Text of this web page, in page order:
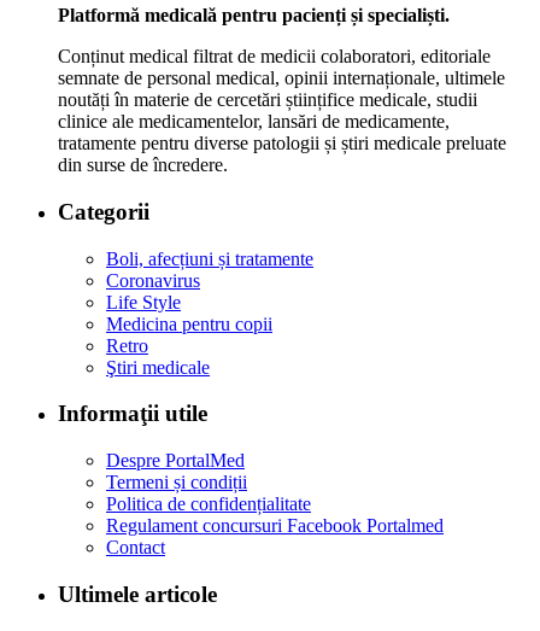
Platformă medicală pentru pacienți și specialiști.
Conținut medical filtrat de medicii colaboratori, editoriale
semnate de personal medical, opinii internaționale, ultimele
noutăți în materie de cercetări științifice medicale, studii
clinice ale medicamentelor, lansări de medicamente,
tratamente pentru diverse patologii și știri medicale preluate
din surse de încredere.
Categorii
Boli, afecțiuni și tratamente
Coronavirus
Life Style
Medicina pentru copii
Retro
Ştiri medicale
Informaţii utile
Despre PortalMed
Termeni și condiții
Politica de confidențialitate
Regulament concursuri Facebook Portalmed
Contact
Ultimele articole